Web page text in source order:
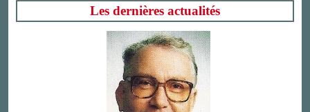
Les dernières actualités